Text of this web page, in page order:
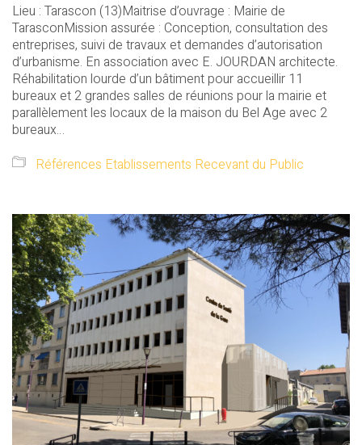
Lieu : Tarascon (13)Maitrise d’ouvrage : Mairie de
TarasconMission assurée : Conception, consultation des
entreprises, suivi de travaux et demandes d’autorisation
d’urbanisme. En association avec E. JOURDAN architecte.
Réhabilitation lourde d’un bâtiment pour accueillir 11
bureaux et 2 grandes salles de réunions pour la mairie et
parallèlement les locaux de la maison du Bel Age avec 2
bureaux…
Références Etablissements Recevant du Public